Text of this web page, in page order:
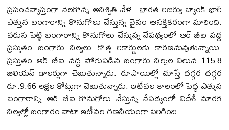
ప్రపంచవ్యాప్తంగా నెలకొన్న అనిశ్చితి వేళ.. భారత రిజర్వు బ్యాంక్ భారీ
ఎత్తున బంగారాన్ని కొనుగోలు చేస్తున్న వైనం ఆసక్తికరంగా మారింది.
వరుస పెట్టి బంగారాన్ని కొనుగోలు చేస్తున్న నేపథ్యంలో ఆర్ బీఐ వద్ద
ప్రస్తుతం బంగారు నిల్వలు కొత్త రికార్డులకు కారణమవుతున్నాయి.
ప్రస్తుతం ఆర్ బీఐ వద్ద పోగుపడిన బంగారు నిల్వల విలువ 115.8
బిలియన్ డాలర్లుగా చెబుతున్నారు. రూపాయిల్లో చూస్తే దగ్గర దగ్గర
రూ.9.66 లక్షల కోట్లుగా చెబుతున్నారు. ఇటీవల కాలంలో పెద్ద ఎత్తున
బంగారాన్ని ఆర్ బీఐ కొనుగోలు చేస్తున్న నేపథ్యంలో విదేశీ మారక
నిల్వల్లో బంగారం వాటా ఇటీవల గణనీయంగా పెరిగింది.